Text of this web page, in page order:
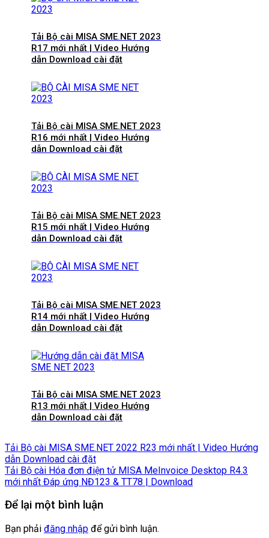
Tải Bộ cài MISA SME.NET 2023
R17 mới nhất | Video Hướng
dẫn Download cài đặt
Tải Bộ cài MISA SME.NET 2023
R16 mới nhất | Video Hướng
dẫn Download cài đặt
Tải Bộ cài MISA SME.NET 2023
R15 mới nhất | Video Hướng
dẫn Download cài đặt
Tải Bộ cài MISA SME.NET 2023
R14 mới nhất | Video Hướng
dẫn Download cài đặt
Tải Bộ cài MISA SME.NET 2023
R13 mới nhất | Video Hướng
dẫn Download cài đặt
Tải Bộ cài MISA SME.NET 2022 R23 mới nhất | Video Hướng
dẫn Download cài đặt
Tải Bộ cài Hóa đơn điện tử MISA MeInvoice Desktop R4.3
mới nhất Đáp ứng NĐ123 & TT78 | Download
Để lại một bình luận
Bạn phải đăng nhập để gửi bình luận.